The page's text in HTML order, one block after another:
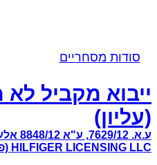
סודות מסחריים
ייבוא מקביל
(עליון)
HILFIGER LICENSING LLC (פורסם בנבו, 16.11.2014)